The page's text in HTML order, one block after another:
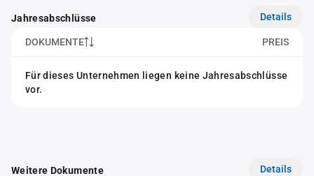
Jahresabschlüsse Details
DOKUMENTE PREIS
Für dieses Unternehmen liegen keine Jahresabschlüsse
vor.
Weitere Dokumente Details